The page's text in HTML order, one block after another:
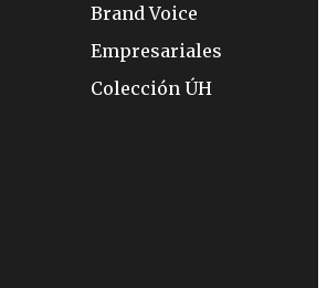
Brand Voice
Empresariales
Colección ÚH